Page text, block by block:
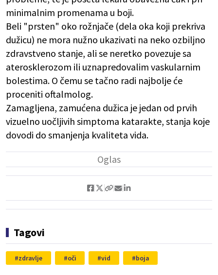
minimalnim promenama u boji.
Beli "prsten" oko rožnjače (dela oka koji prekriva
dužicu) ne mora nužno ukazivati na neko ozbiljno
zdravstveno stanje, ali se neretko povezuje sa
aterosklerozom ili uznapredovalim vaskularnim
bolestima. O čemu se tačno radi najbolje će
proceniti oftalmolog.
Zamagljena, zamućena dužica je jedan od prvih
vizuelno uočljivih simptoma katarakte, stanja koje
dovodi do smanjenja kvaliteta vida.
Tagovi
zdravlje oči vid boja